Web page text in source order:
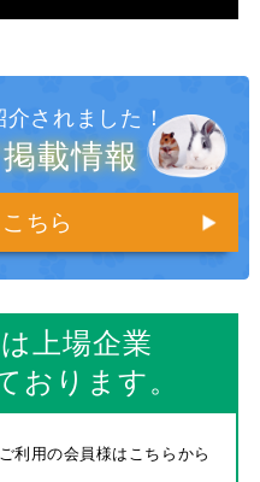
介されました！
載情報
ちら
上場企業
おります。
利用の会員様はこちらから